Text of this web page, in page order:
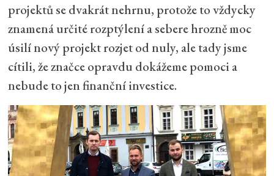
projektů se dvakrát nehrnu, protože to vždycky
znamená určité rozptýlení a sebere hrozně moc
úsilí nový projekt rozjet od nuly, ale tady jsme
cítili, že značce opravdu dokážeme pomoci a
nebude to jen finanční investice.